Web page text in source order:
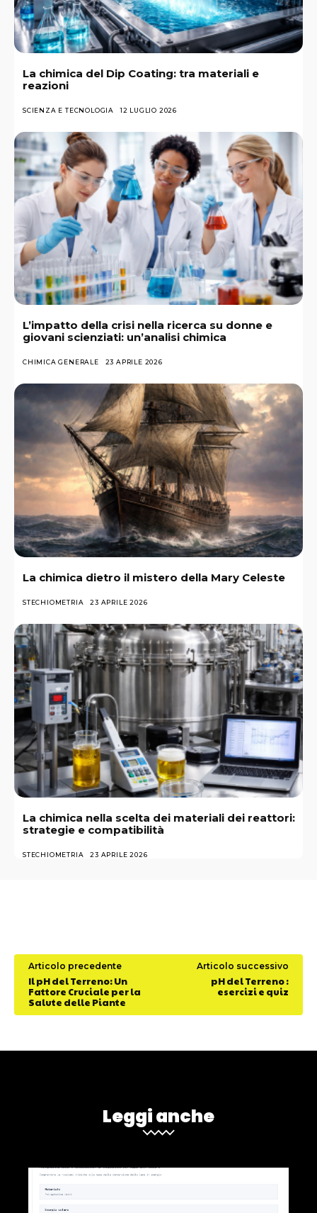
La chimica del Dip Coating: tra materiali e
reazioni
SCIENZA E TECNOLOGIA 12 LUGLIO 2026
L’impatto della crisi nella ricerca su donne e
giovani scienziati: un’analisi chimica
CHIMICA GENERALE 23 APRILE 2026
La chimica dietro il mistero della Mary Celeste
STECHIOMETRIA 23 APRILE 2026
La chimica nella scelta dei materiali dei reattori:
strategie e compatibilità
STECHIOMETRIA 23 APRILE 2026
Articolo precedente
Il pH del Terreno: Un
Fattore Cruciale per la
Salute delle Piante
Articolo successivo
pH del Terreno :
esercizi e quiz
Leggi anche